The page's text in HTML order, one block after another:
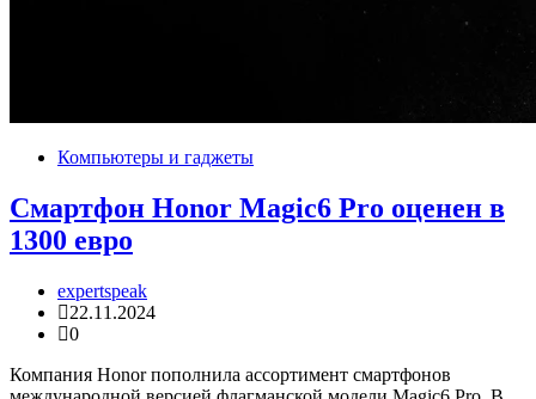
Компьютеры и гаджеты
Смартфон Honor Magic6 Pro оценен в
1300 евро
expertspeak
22.11.2024
0
Компания Honor пополнила ассортимент смартфонов